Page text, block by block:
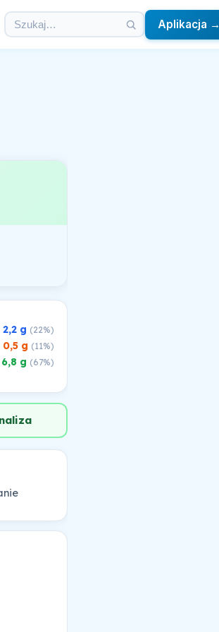
Aplikacja →
2,2 g (22%)
0,5 g (11%)
6,8 g (67%)